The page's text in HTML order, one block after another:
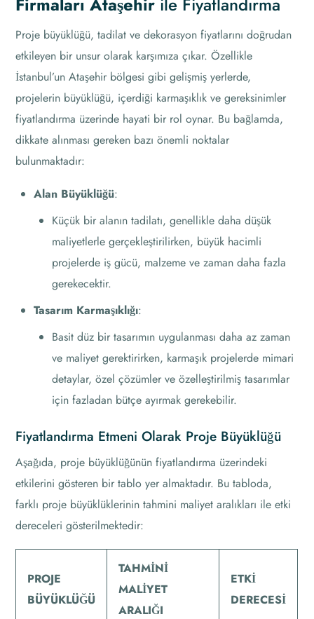
Proje büyüklüğü, tadilat ve dekorasyon fiyatlarını doğrudan
etkileyen bir unsur olarak karşımıza çıkar. Özellikle
İstanbul’un Ataşehir bölgesi gibi gelişmiş yerlerde,
projelerin büyüklüğü, içerdiği karmaşıklık ve gereksinimler
fiyatlandırma üzerinde hayati bir rol oynar. Bu bağlamda,
dikkate alınması gereken bazı önemli noktalar
bulunmaktadır:
Alan Büyüklüğü:
Küçük bir alanın tadilatı, genellikle daha düşük
maliyetlerle gerçekleştirilirken, büyük hacimli
projelerde iş gücü, malzeme ve zaman daha fazla
gerekecektir.
Tasarım Karmaşıklığı:
Basit düz bir tasarımın uygulanması daha az zaman
ve maliyet gerektirirken, karmaşık projelerde mimari
detaylar, özel çözümler ve özelleştirilmiş tasarımlar
için fazladan bütçe ayırmak gerekebilir.
Fiyatlandırma Etmeni Olarak Proje Büyüklüğü
Aşağıda, proje büyüklüğünün fiyatlandırma üzerindeki
etkilerini gösteren bir tablo yer almaktadır. Bu tabloda,
farklı proje büyüklüklerinin tahmini maliyet aralıkları ile etki
dereceleri gösterilmektedir:
PROJE
BÜYÜKLÜĞÜ
TAHMINI
MALIYET
ARALIĞI
ETKI
DERECESI